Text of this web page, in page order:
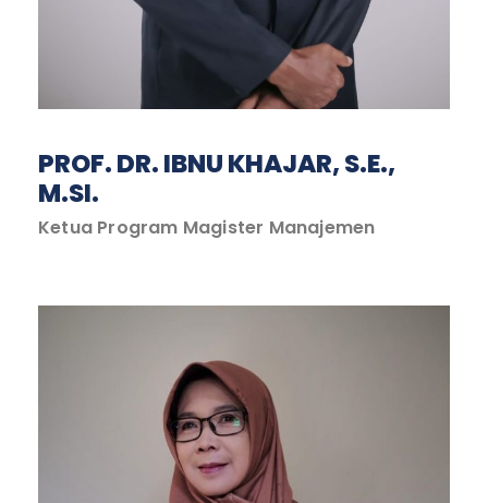
PROF. DR. IBNU KHAJAR, S.E.,
M.SI.
Ketua Program Magister Manajemen